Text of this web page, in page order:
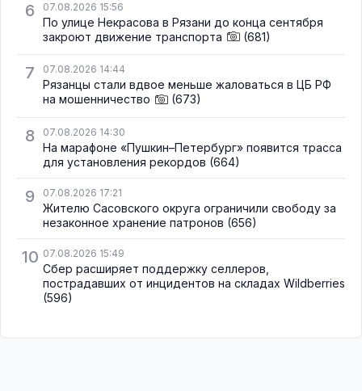
6 07.08.2026 15:56
По улице Некрасова в Рязани до конца сентября
закроют движение транспорта
(681)
7 07.08.2026 14:44
Рязанцы стали вдвое меньше жаловаться в ЦБ РФ
на мошенничество
(673)
8 07.08.2026 14:30
На марафоне «Пушкин–Петербург» появится трасса
для установления рекордов (664)
9 07.08.2026 17:21
Жителю Сасовского округа ограничили свободу за
незаконное хранение патронов (656)
10 07.08.2026 15:49
Сбер расширяет поддержку селлеров,
пострадавших от инцидентов на складах Wildberries
(596)